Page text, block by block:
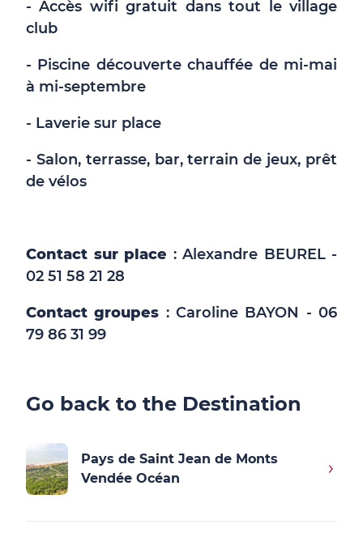
- Accès wifi gratuit dans tout le village
club
- Piscine découverte chauffée de mi-mai
à mi-septembre
- Laverie sur place
- Salon, terrasse, bar, terrain de jeux, prêt
de vélos
Contact sur place : Alexandre BEUREL -
02 51 58 21 28
Contact groupes : Caroline BAYON - 06
79 86 31 99
Go back to the Destination
Pays de Saint Jean de Monts
Vendée Océan